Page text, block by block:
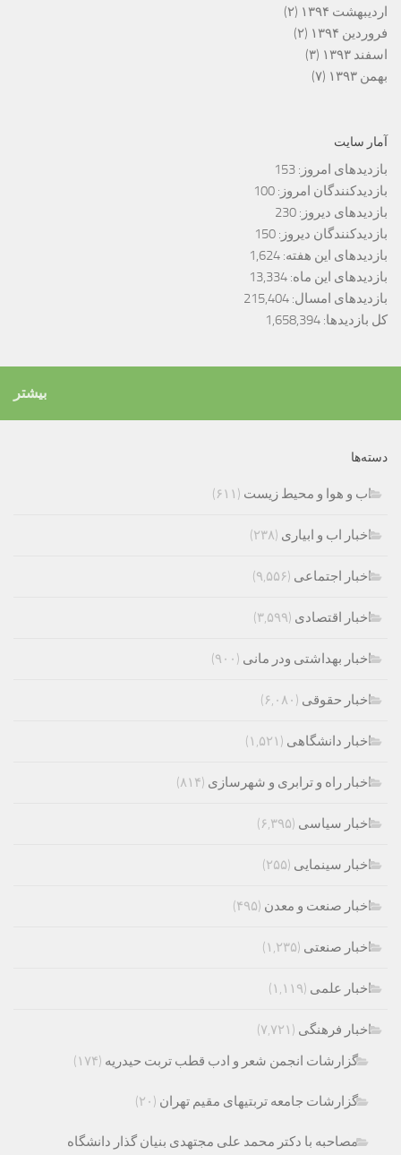
اردیبهشت ۱۳۹۴
(۲)
فروردین ۱۳۹۴
(۲)
اسفند ۱۳۹۳
(۳)
بهمن ۱۳۹۳
(۷)
آمار سایت
بازدیدهای امروز: 153
بازدیدکنندگان امروز: 100
بازدیدهای دیروز: 230
بازدیدکنندگان دیروز: 150
بازدیدهای این هفته: 1,624
بازدیدهای این ماه: 13,334
بازدیدهای امسال: 215,404
کل بازدیدها: 1,658,394
بیشتر
دسته‌ها
اب و هوا و محیط زیست (۶۱۱)
اخبار اب و ابیاری (۲۳۸)
اخبار اجتماعی (۹,۵۵۶)
اخبار اقتصادی (۳,۵۹۹)
اخبار بهداشتی ودر مانی (۹۰۰)
اخبار حقوقی (۶,۰۸۰)
اخبار دانشگاهی (۱,۵۲۱)
اخبار راه و ترابری و شهرسازی (۸۱۴)
اخبار سیاسی (۶,۳۹۵)
اخبار سینمایی (۲۵۵)
اخبار صنعت و معدن (۴۹۵)
اخبار صنعتی (۱,۲۳۵)
اخبار علمی (۱,۱۱۹)
اخبار فرهنگی (۷,۷۲۱)
گزارشات انجمن شعر و ادب قطب تربت حیدریه (۱۷۴)
گزارشات جامعه تربتیهای مقیم تهران (۲۰)
مصاحبه با دکتر محمد علی مجتهدی بنیان گذار دانشگاه